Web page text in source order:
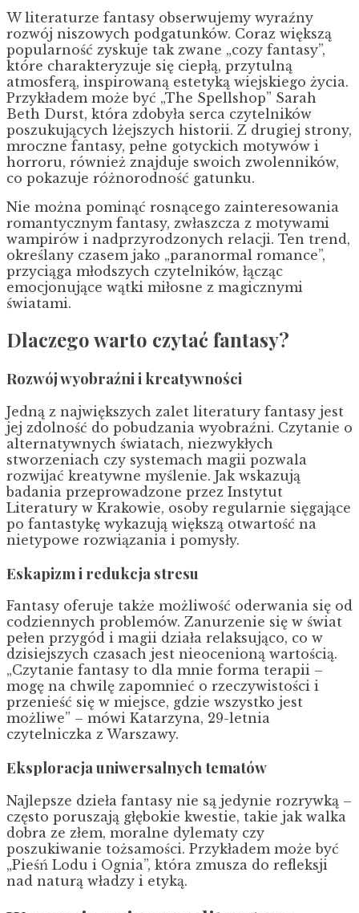
W literaturze fantasy obserwujemy wyraźny
rozwój niszowych podgatunków. Coraz większą
popularność zyskuje tak zwane „cozy fantasy”,
które charakteryzuje się ciepłą, przytulną
atmosferą, inspirowaną estetyką wiejskiego życia.
Przykładem może być „The Spellshop” Sarah
Beth Durst, która zdobyła serca czytelników
poszukujących lżejszych historii. Z drugiej strony,
mroczne fantasy, pełne gotyckich motywów i
horroru, również znajduje swoich zwolenników,
co pokazuje różnorodność gatunku.
Nie można pominąć rosnącego zainteresowania
romantycznym fantasy, zwłaszcza z motywami
wampirów i nadprzyrodzonych relacji. Ten trend,
określany czasem jako „paranormal romance”,
przyciąga młodszych czytelników, łącząc
emocjonujące wątki miłosne z magicznymi
światami.
Dlaczego warto czytać fantasy?
Rozwój wyobraźni i kreatywności
Jedną z największych zalet literatury fantasy jest
jej zdolność do pobudzania wyobraźni. Czytanie o
alternatywnych światach, niezwykłych
stworzeniach czy systemach magii pozwala
rozwijać kreatywne myślenie. Jak wskazują
badania przeprowadzone przez Instytut
Literatury w Krakowie, osoby regularnie sięgające
po fantastykę wykazują większą otwartość na
nietypowe rozwiązania i pomysły.
Eskapizm i redukcja stresu
Fantasy oferuje także możliwość oderwania się od
codziennych problemów. Zanurzenie się w świat
pełen przygód i magii działa relaksująco, co w
dzisiejszych czasach jest nieocenioną wartością.
„Czytanie fantasy to dla mnie forma terapii –
mogę na chwilę zapomnieć o rzeczywistości i
przenieść się w miejsce, gdzie wszystko jest
możliwe” – mówi Katarzyna, 29-letnia
czytelniczka z Warszawy.
Eksploracja uniwersalnych tematów
Najlepsze dzieła fantasy nie są jedynie rozrywką –
często poruszają głębokie kwestie, takie jak walka
dobra ze złem, moralne dylematy czy
poszukiwanie tożsamości. Przykładem może być
„Pieśń Lodu i Ognia”, która zmusza do refleksji
nad naturą władzy i etyką.